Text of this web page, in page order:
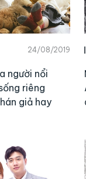
24/08/2019
người nổi
riêng
giả hay